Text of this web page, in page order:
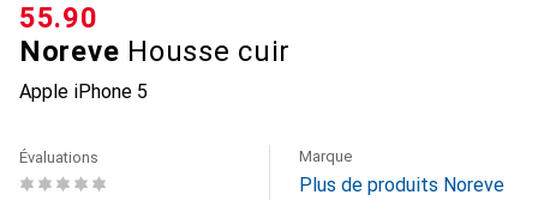
Noreve Housse cuir
Apple iPhone 5
CHF
55.90
Évaluations Marque
Plus de produits Noreve